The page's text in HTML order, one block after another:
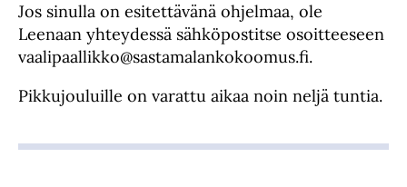
Jos sinulla on esitettävänä ohjelmaa, ole
Leenaan yhteydessä sähköpostitse osoitteeseen
vaalipaallikko@sastamalankokoomus.fi.
Pikkujouluille on varattu aikaa noin neljä tuntia.